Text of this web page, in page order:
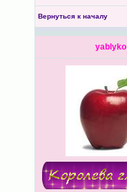
Вернуться к началу
yablyko